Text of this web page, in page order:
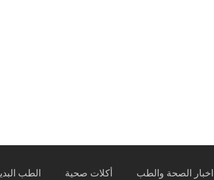
اخبار الصحة والطب أكلات صحية الطب